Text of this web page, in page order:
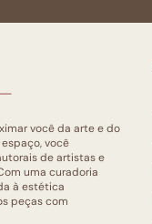
você da arte e do
você
de artistas e
uma curadoria
à estética
peças com